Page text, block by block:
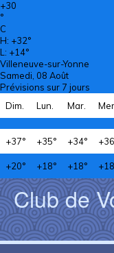
+30
°
C
H: +32°
L: +14°
Villeneuve-sur-Yonne
Samedi, 08 Août
Prévisions sur 7 jours
Dim.
Lun. Mar. Mer.
+37° +35° +34° +
+20° +18° +18° +
Club de